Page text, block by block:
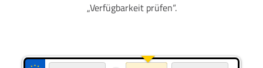
„Verfügbarkeit prüfen“.